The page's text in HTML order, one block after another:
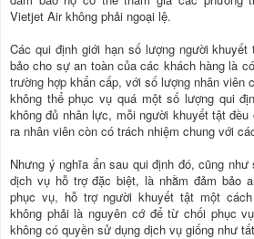
Vietjet Air không phải ngoại lệ.
Các qui định giới hạn số lượng người
bảo cho sự an toàn của các khách hàng là
trường hợp khẩn cấp, với số lượng nhân viên
không thể phục vụ quá một số lượng qui
không đủ nhân lực, mỗi người khuyết tật
ra nhân viên còn có trách nhiệm chung với
Nhưng ý nghĩa ẩn sau qui định đó, cũng
dịch vụ hỗ trợ đặc biệt, là nhằm đảm bảo
phục vụ, hỗ trợ người khuyết tật một
không phải là nguyên cớ để từ chối phục
không có quyền sử dụng dịch vụ giống như